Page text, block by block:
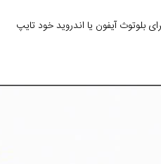
بلوتوث آیفون یا اندروید خود تایپ